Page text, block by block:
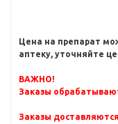
Цена на препарат
аптеку, уточняйте
ВАЖНО!
Заказы
Заказы